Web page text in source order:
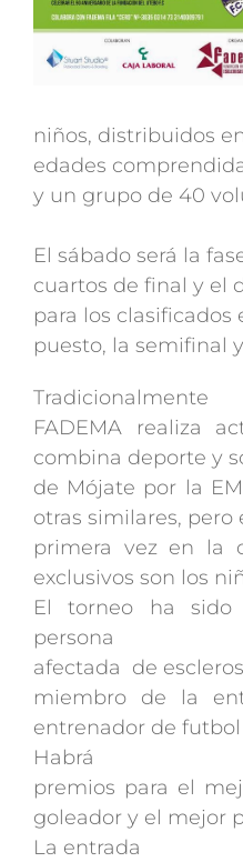
niños, distribuidos
edades
y un grupo de 40
El sábado será la
cuartos de final y el
para los
puesto, la semifinal
Tradicionalmente
FADEMA realiza
combina deporte y
de Mójate por la
otras similares, pero
primera vez en la
exclusivos son los
El torneo ha sido
persona
afectada de
miembro de la
entrenador de
Habrá
premios para el
goleador y el mejor
La entrada